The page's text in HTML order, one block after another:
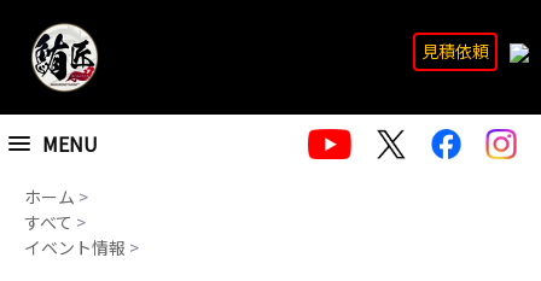
MENU
見積依頼
ホーム >
すべて >
イベント情報 >